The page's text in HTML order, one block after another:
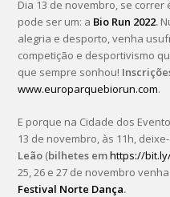
Dia 13 de novembro, se
pode ser um: a Bio Run 2022.
alegria e desporto, venha
competição e desportivismo
que sempre sonhou!
www.europarquebiorun.com.
E porque na Cidade dos
13 de novembro, às 11h,
Leão (bilhetes emhttps://
25, 26 e 27 de novembro
Festival Norte Dança.